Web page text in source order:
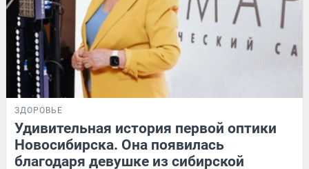
ЗДОРОВЬЕ
Удивительная история первой оптики
Новосибирска. Она появилась
благодаря девушке из сибирской